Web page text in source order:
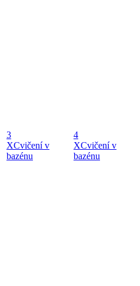
3
XCvičení v
bazénu
4
XCvičení v
bazénu